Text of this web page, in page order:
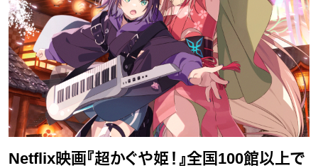
Netflix映画『超かぐや姫！』全国100館以上で